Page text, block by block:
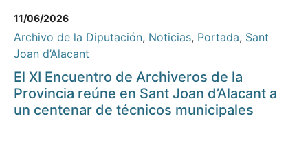
11/06/2026
Archivo de la Diputación, Noticias, Portada, Sant
Joan d’Alacant
El XI Encuentro de Archiveros de la
Provincia reúne en Sant Joan d’Alacant a
un centenar de técnicos municipales